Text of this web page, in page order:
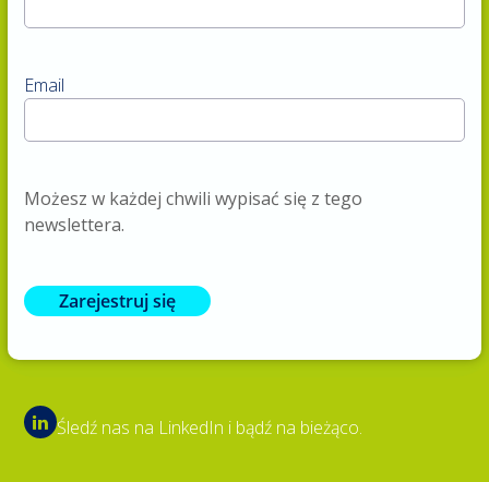
Email
Możesz w każdej chwili wypisać się z tego
newslettera.
Zarejestruj się
LinkedIn
Śledź nas na LinkedIn i bądź na bieżąco.